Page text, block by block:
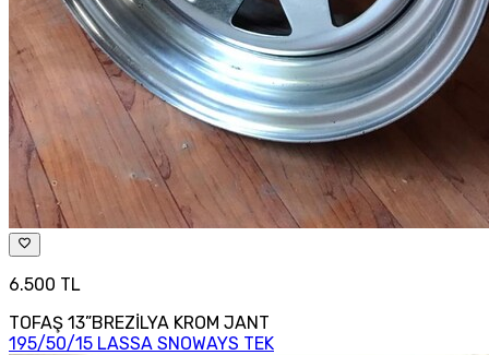
6.500 TL
TOFAŞ 13”BREZİLYA KROM JANT
195/50/15 LASSA SNOWAYS TEK